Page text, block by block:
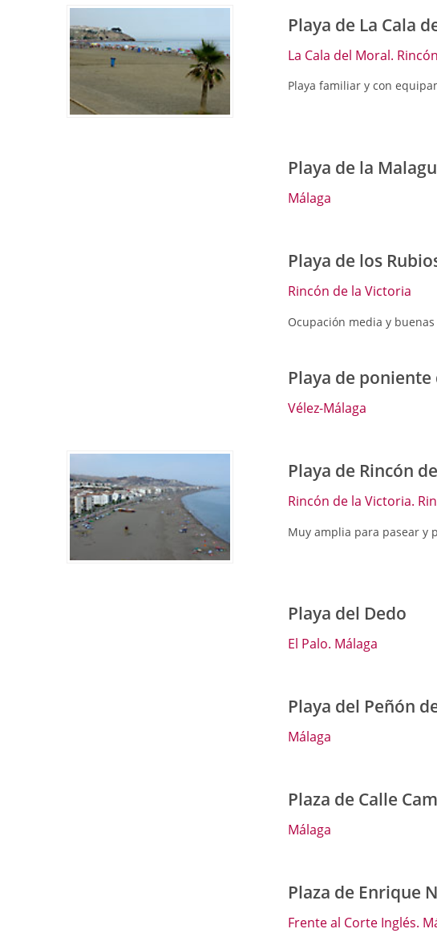
Playa de La Cala
La Cala del Moral.
Playa familiar y con
Playa de la
Málaga
Playa de los
Rincón de la Victoria
Ocupación media y
Playa de
Vélez-Málaga
Playa de Rincón
Rincón de la Victoria.
Muy amplia para pasear y
Playa del Dedo
El Palo. Málaga
Playa del Peñón
Málaga
Plaza de Calle
Málaga
Plaza de Enrique
Frente al Corte Inglés.